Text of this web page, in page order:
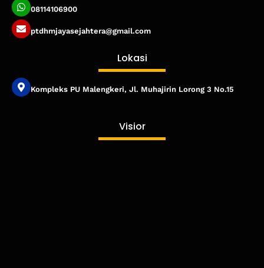
08114106900
ptdhmjayasejahtera@gmail.com
Lokasi
Kompleks PU Malengkeri, Jl. Muhajirin Lorong 3 No.15
Visior